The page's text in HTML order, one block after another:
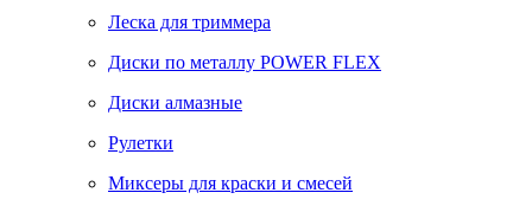
Леска для триммера
Диски по металлу POWER FLEX
Диски алмазные
Рулетки
Миксеры для краски и смесей